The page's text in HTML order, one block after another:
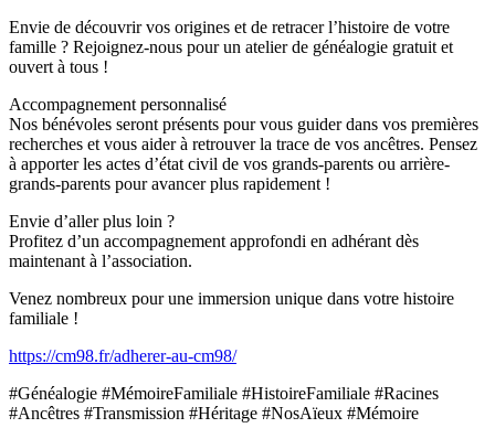
Envie de découvrir vos origines et de retracer l’histoire de votre
famille ? Rejoignez-nous pour un atelier de généalogie gratuit et
ouvert à tous !
Accompagnement personnalisé
Nos bénévoles seront présents pour vous guider dans vos premières
recherches et vous aider à retrouver la trace de vos ancêtres. Pensez
à apporter les actes d’état civil de vos grands-parents ou arrière-
grands-parents pour avancer plus rapidement !
Envie d’aller plus loin ?
Profitez d’un accompagnement approfondi en adhérant dès
maintenant à l’association.
Venez nombreux pour une immersion unique dans votre histoire
familiale !
https://cm98.fr/adherer-au-cm98/
#Généalogie #MémoireFamiliale #HistoireFamiliale #Racines
#Ancêtres #Transmission #Héritage #NosAïeux #Mémoire